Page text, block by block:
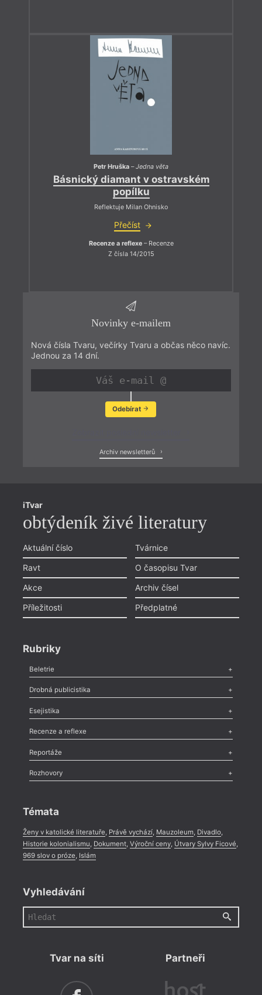
Petr Hruška –Jedna věta
Básnický diamant v ostravském
popílku
Reflektuje Milan Ohnisko
Přečíst
Recenze a reflexe– Recenze
Z čísla 14/2015
Novinky e-mailem
Nová čísla Tvaru, večírky Tvaru a občas něco navíc.
Jednou za 14 dní.
Odebírat
Archiv newsletterů
iTvar
obtýdeník živé literatury
Aktuální číslo
Ravt
Akce
Příležitosti
Tvárnice
O časopisu Tvar
Archiv čísel
Předplatné
Rubriky
Beletrie
Poezie,Próza,Dokumenty
Drobná publicistika
Odlesk
Nekrolog,Glosa,Sloupek,Pozvánka,Literární soutěž,
Esejistika
Esej ,Pádlo,Úvaha
Recenze a reflexe
Recenze
Méně slov o próze,Celá rubrika
Reportáže
Literární zítřky
Celá rubrika
Rozhovory
Témata
Ženy v katolické literatuře, Právě vychází, Mauzoleum, Divadlo,
Historie kolonialismu, Dokument, Výroční ceny, Útvary Sylvy Ficové,
969 slov o próze, Islám
Vyhledávání
Tvar na síti Partneři